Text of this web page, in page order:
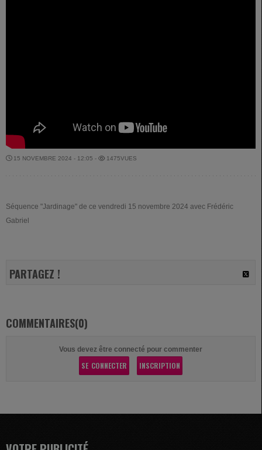
15 NOVEMBRE 2024 - 12:05 - 1475VUES
Séquence "Jardinage" de ce vendredi 15 novembre 2024 avec Frédéric
Gabriel
PARTAGEZ !
COMMENTAIRES(0)
Vous devez être connecté pour commenter
SE CONNECTER INSCRIPTION